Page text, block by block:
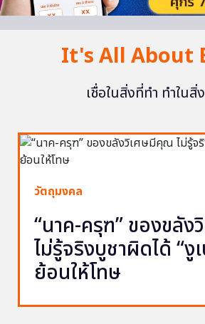
It's All About
เชื่อในสิ่งที่ทำ ทำในสิ่
วัตถุมงคล
“นาค-ครุฑ” ของขลั
ไม่รู้จริงบูชาผิดได้ “งู
ย้อนให้โทษ